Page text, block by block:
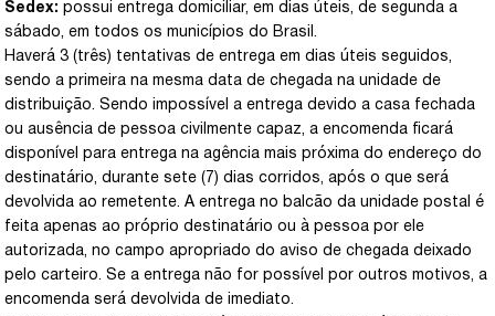
Sedex: possui entrega domiciliar, em dias úteis, de segunda a
sábado, em todos os municípios do Brasil.
Haverá 3 (três) tentativas de entrega em dias úteis seguidos,
sendo a primeira na mesma data de chegada na unidade de
distribuição. Sendo impossível a entrega devido a casa fechada
ou ausência de pessoa civilmente capaz, a encomenda ficará
disponível para entrega na agência mais próxima do endereço do
destinatário, durante sete (7) dias corridos, após o que será
devolvida ao remetente. A entrega no balcão da unidade postal é
feita apenas ao próprio destinatário ou à pessoa por ele
autorizada, no campo apropriado do aviso de chegada deixado
pelo carteiro. Se a entrega não for possível por outros motivos, a
encomenda será devolvida de imediato.